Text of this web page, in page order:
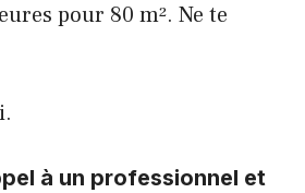
pour 80 m². Ne te
à un professionnel et